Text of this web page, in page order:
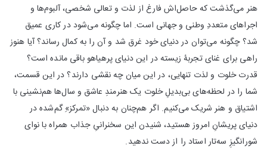
هنر می‌گذشت که حاصل‌اش فارغ از لذت و تعالی شخصی، آلبوم‌ها و
اجراهای متعددِ وطنی و جهانی است. اما چگونه می‌شود در کاری عمیق
شد؟ چگونه می‌توان در دنیای خود غرق شد و آن را به کمال رساند؟ آیا هنوز
راهی برای غنای تجربۀ زیسته در این دنیای پرهیاهو باقی مانده است؟
قدرت خلوت و لذت تنهایی، در این میان چه نقشی دارند؟ در این قسمت،
شما را در لحظه‌های بی‌بدیلِ خلوت یک هنرمندِ عاشق و سال‌ها هم‌نشینی با
اشتیاق و هنر شریک می‌کنیم. اگر هم‌چنان به دنبال «تمرکز»ِ گم‌شده در
دنیای پریشانِ امروز هستید، شنیدن این سخنرانیِ جذاب همراه با نوای
شورانگیزِ سه‌تار استاد را از دست ندهید.